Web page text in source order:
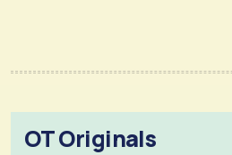
OT Originals